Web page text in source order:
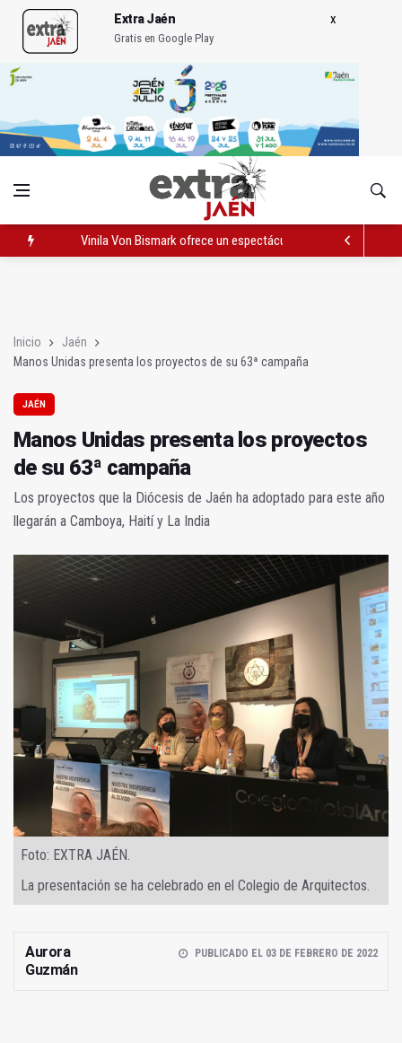
Extra Jaén
Gratis en Google Play
Vinila Von Bismark ofrece un espectáculo "rompedor" en el
Inicio
Jaén
Manos Unidas presenta los proyectos de su 63ª campaña
JAÉN
Manos Unidas presenta los proyectos
de su 63ª campaña
Los proyectos que la Diócesis de Jaén ha adoptado para este año
llegarán a Camboya, Haití y La India
Foto: EXTRA JAÉN.
La presentación se ha celebrado en el Colegio de Arquitectos.
Aurora
Guzmán
PUBLICADO EL 03 DE FEBRERO DE 2022